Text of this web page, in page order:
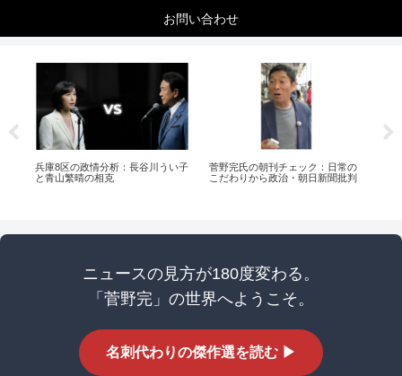
お問い合わせ
兵庫8区の政情分析：長谷川うい子
と青山繁晴の相克
菅野完氏の朝刊チェック：日常の
こだわりから政治・朝日新聞批判
ニュースの見方が180度変わる。
「菅野完」の世界へようこそ。
名刺代わりの傑作選を読む ▶